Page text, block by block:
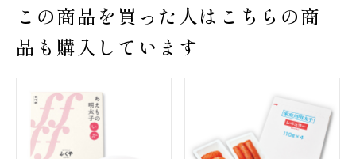
この商品を買った人はこちらの商
品も購入しています